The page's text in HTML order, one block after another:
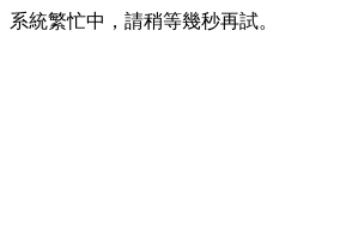
系統繁忙中，請稍等幾秒再試。